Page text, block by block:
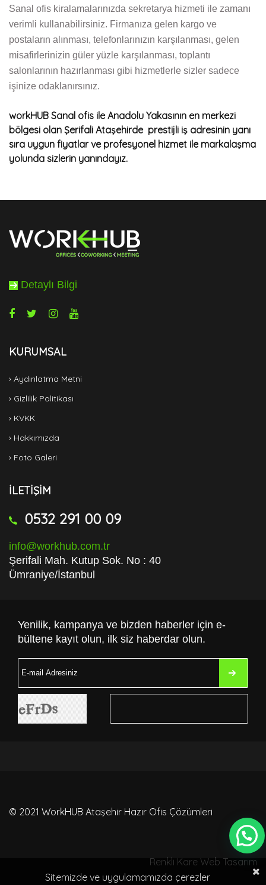
Sanal ofis kiralamalarınızda sekretarya hizmeti ile zamanı
verimli kullanabilirsiniz. Firmanıza gelen kargo ve
postaların alınması, telefonlarınızın karşılanması, gelen
misafirlerinizin güler yüzle karşılanması, toplantı
salonlarının hazırlanması gibi hizmetlerle sizler sadece
işinize odaklanırsınız.
workHUB Sanal ofis ile Anadolu Yakasının en merkezi
bölgesi olan Şerifali Ataşehirde prestijli iş adresinin yanı
sıra uygun fiyatlar ve profesyonel hizmet ile markalaşma
yolunda sizlerin yanındayız.
Detaylı Bilgi
KURUMSAL
› Aydınlatma Metni
› Gizlilik Politikası
› KVKK
› Hakkımızda
› Foto Galeri
İLETİŞİM
0532 291 00 09
info@workhub.com.tr
Şerifali Mah. Kutup Sok. No : 40
Ümraniye/İstanbul
Yenilik, kampanya ve bizden haberler için e-
bültene kayıt olun, ilk siz haberdar olun.
© 2021 WorkHUB Ataşehir Hazır Ofis Çözümleri
Renkli Kare Web Tasarım
Sitemizde ve uygulamamızda çerezler